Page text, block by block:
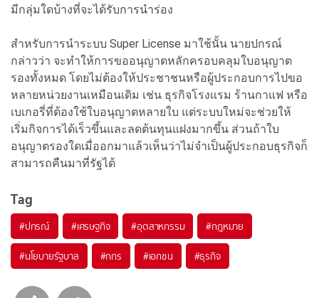
มีกลุ่มใดบ้างที่จะได้รับการนำร่อง
สำหรับการนำระบบ Super License มาใช้นั้น นายปกรณ์
กล่าวว่า จะทำให้การขออนุญาตหลักครอบคลุมใบอนุญาต
รองทั้งหมด โดยไม่ต้องให้ประชาชนหรือผู้ประกอบการไปขอ
หลายหน่วยงานเหมือนเดิม เช่น ธุรกิจโรงแรม ร้านกาแฟ หรือ
เบเกอรี่ที่ต้องใช้ใบอนุญาตหลายใบ แต่ระบบใหม่จะช่วยให้
เริ่มกิจการได้เร็วขึ้นและลดต้นทุนแฝงมากขึ้น ส่วนถ้าใบ
อนุญาตรองใดเมื่ออกมาแล้วเห็นว่าไม่จำเป็นผู้ประกอบธุรกิจก็
สามารถคืนมาที่รัฐได้
Tag
#ปกรณ์ #เศรษฐกิจ #อุตสาหกรรม #กฎหมาย
#นโยบายรัฐบาล #กกร #เอกชน #ธุรกิจ